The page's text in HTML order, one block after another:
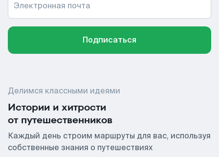
Электронная почта
Подписаться
Делимся классными идеями
Истории и хитрости
от путешественников
Каждый день строим маршруты для вас, используя
собственные знания о путешествиях